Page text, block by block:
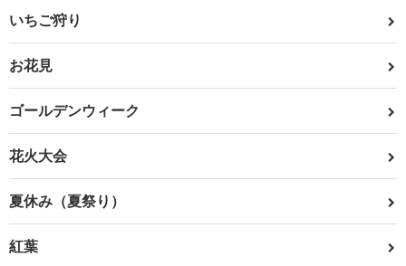
いちご狩り
お花見
ゴールデンウィーク
花火大会
夏休み（夏祭り）
紅葉